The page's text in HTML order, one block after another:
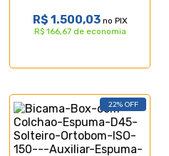
R$ 1.500,03no PIX
R$ 166,67 de economia
22% OFF